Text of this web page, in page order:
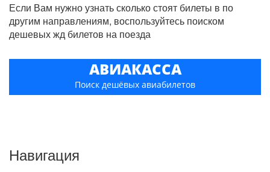
Если Вам нужно узнать сколько стоят билеты в по
другим направлениям, воспользуйтесь поиском
дешевых жд билетов на поезда
АВИАКАССА
Поиск дешёвых авиабилетов
Навигация